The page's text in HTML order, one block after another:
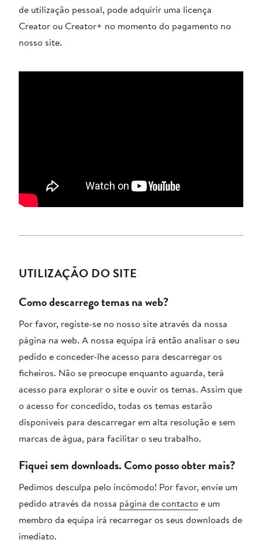
de utilização pessoal, pode adquirir uma licença
Creator ou Creator+ no momento do pagamento no
nosso site.
UTILIZAÇÃO DO SITE
Como descarrego temas na web?
Por favor, registe-se no nosso site através da nossa
página na web. A nossa equipa irá então analisar o seu
pedido e conceder-lhe acesso para descarregar os
ficheiros. Não se preocupe enquanto aguarda, terá
acesso para explorar o site e ouvir os temas. Assim que
o acesso for concedido, todas os temas estarão
disponíveis para descarregar em alta resolução e sem
marcas de água, para facilitar o seu trabalho.
Fiquei sem downloads. Como posso obter mais?
Pedimos desculpa pelo incómodo! Por favor, envie um
pedido através da nossa página de contactoe um
membro da equipa irá recarregar os seus downloads de
imediato.